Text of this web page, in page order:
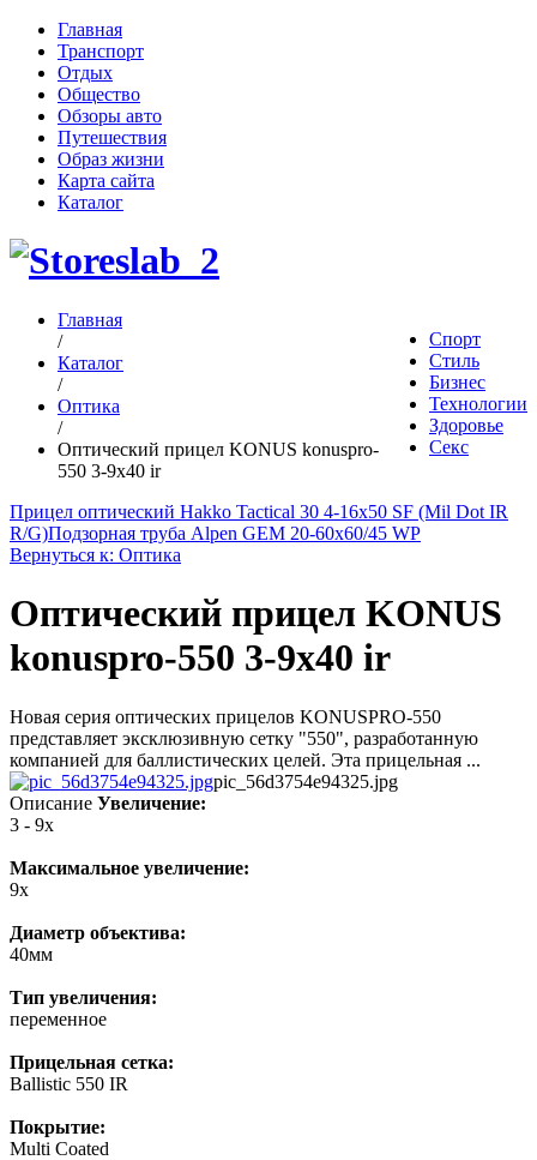
Главная
Транспорт
Отдых
Общество
Обзоры авто
Путешествия
Образ жизни
Карта сайта
Каталог
Спорт
Стиль
Бизнес
Технологии
Здоровье
Секс
Главная
/
Каталог
/
Оптика
/
Оптический прицел KONUS konuspro-
550 3-9x40 ir
Прицел оптический Hakko Tactical 30 4-16x50 SF (Mil Dot IR
R/G)Подзорная труба Alpen GEM 20-60x60/45 WP
Вернуться к: Оптика
Оптический прицел KONUS
konuspro-550 3-9x40 ir
Новая серия оптических прицелов KONUSPRO-550
представляет эксклюзивную сетку "550", разработанную
компанией для баллистических целей. Эта прицельная ...
pic_56d3754e94325.jpg
Описание Увеличение:
3 - 9x
Максимальное увеличение:
9x
Диаметр объектива:
40мм
Тип увеличения:
переменное
Прицельная сетка:
Ballistic 550 IR
Покрытие:
Multi Coated